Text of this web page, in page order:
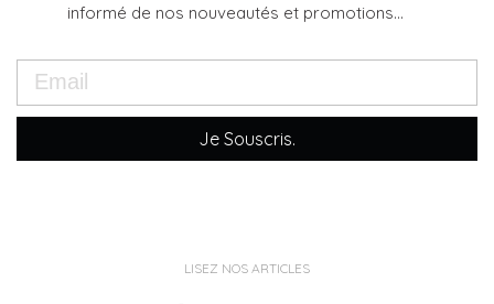
informé de nos nouveautés et promotions...
Je Souscris.
LISEZ NOS ARTICLES